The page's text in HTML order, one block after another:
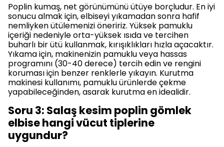
Poplin kumaş, net görünümünü ütüye borçludur. En iyi
sonucu almak için, elbiseyi yıkamadan sonra hafif
nemliyken ütülemenizi öneririz. Yüksek pamuklu
içeriği nedeniyle orta-yüksek ısıda ve tercihen
buharlı bir ütü kullanmak, kırışıklıkları hızla açacaktır.
Yıkama için, makinenizin pamuklu veya hassas
programını (30-40 derece) tercih edin ve rengini
koruması için benzer renklerle yıkayın. Kurutma
makinesi kullanımı, pamuklu ürünlerde çekme
yapabileceğinden, asarak kurutma en idealidir.
Soru 3: Salaş kesim poplin gömlek
elbise hangi vücut tiplerine
uygundur?